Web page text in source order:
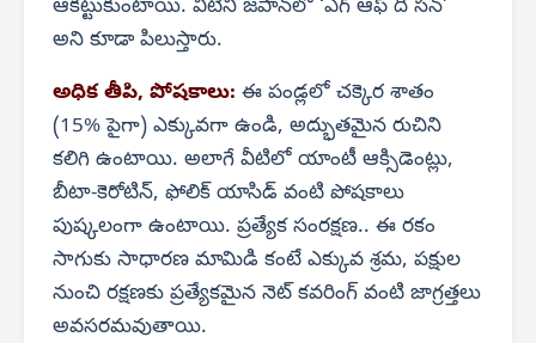
ఆకట్టుకుంటాయి. వీటిని జపాన్‌లో ‘ఎగ్ ఆఫ్ ది సన్’
అని కూడా పిలుస్తారు.
అధిక తీపి, పోషకాలు: ఈ పండ్లలో చక్కెర శాతం
(15% పైగా) ఎక్కువగా ఉండి, అద్భుతమైన రుచిని
కలిగి ఉంటాయి. అలాగే వీటిలో యాంటీ ఆక్సిడెంట్లు,
బీటా-కెరోటిన్, ఫోలిక్ యాసిడ్ వంటి పోషకాలు
పుష్కలంగా ఉంటాయి. ప్రత్యేక సంరక్షణ.. ఈ రకం
సాగుకు సాధారణ మామిడి కంటే ఎక్కువ శ్రమ, పక్షుల
నుంచి రక్షణకు ప్రత్యేకమైన నెట్ కవరింగ్ వంటి జాగ్రత్తలు
అవసరమవుతాయి.